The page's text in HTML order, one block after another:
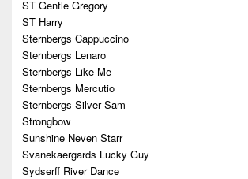
ST Gentle Gregory
ST Harry
Sternbergs Cappuccino
Sternbergs Lenaro
Sternbergs Like Me
Sternbergs Mercutio
Sternbergs Silver Sam
Strongbow
Sunshine Neven Starr
Svanekaergards Lucky Guy
Sydserff River Dance